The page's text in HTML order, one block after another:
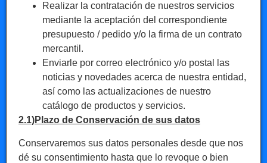
Realizar la contratación de nuestros servicios
mediante la aceptación del correspondiente
presupuesto / pedido y/o la firma de un contrato
mercantil.
Enviarle por correo electrónico y/o postal las
noticias y novedades acerca de nuestra entidad,
así como las actualizaciones de nuestro
catálogo de productos y servicios.
2.1)Plazo de Conservación de sus datos
Conservaremos sus datos personales desde que nos
dé su consentimiento hasta que lo revoque o bien